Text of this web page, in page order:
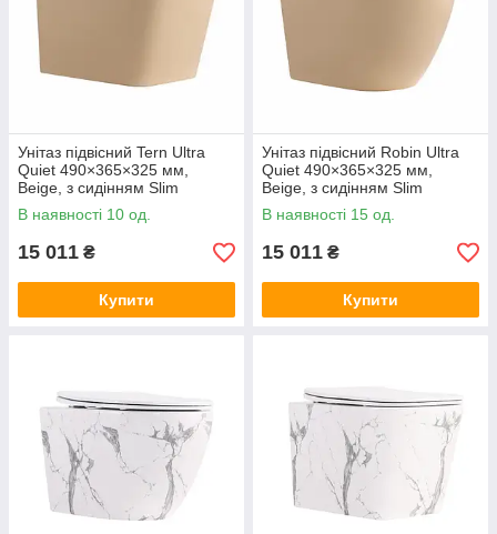
Унітаз підвісний Tern Ultra
Quiet 490×365×325 мм,
Beige, з сидінням Slim
Duroplast / Soft-close / Quick
Release QT17332303ASSB
В наявності 10 од.
15 011 ₴
Купити
Унітаз підвісний Robin Ultra
Quiet 490×365×325 мм,
Beige, з сидінням Slim
Duroplast / Soft-close / Quick
Release QT13332381АSSB
В наявності 15 од.
15 011 ₴
Купити